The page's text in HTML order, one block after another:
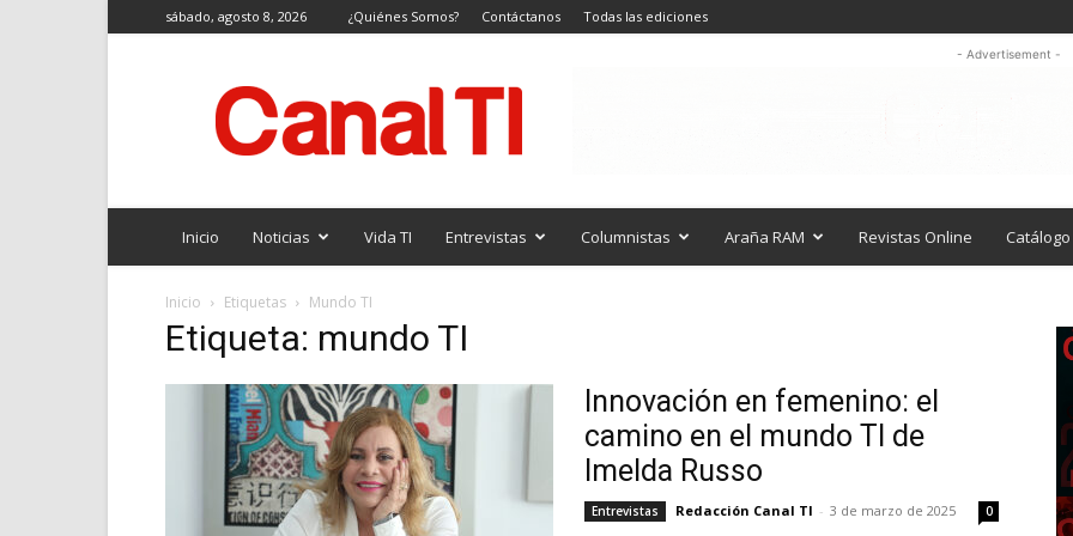
sábado, agosto 8, 2026 ¿Quiénes Somos? Contáctanos Todas las ediciones
TI
- Advertisement -
Inicio Noticias Vida TI Entrevistas Columnistas Araña RAM Revistas Online Catálogo
Inicio Etiquetas Mundo TI
Etiqueta: mundo TI
Innovación en femenino: el
camino en el mundo TI de
Imelda Russo
Entrevistas Redacción Canal TI - 3 de marzo de 2025 0